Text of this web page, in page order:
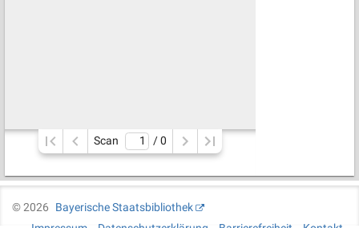
Scan / 0
©2026
Bayerische Staatsbibliothek